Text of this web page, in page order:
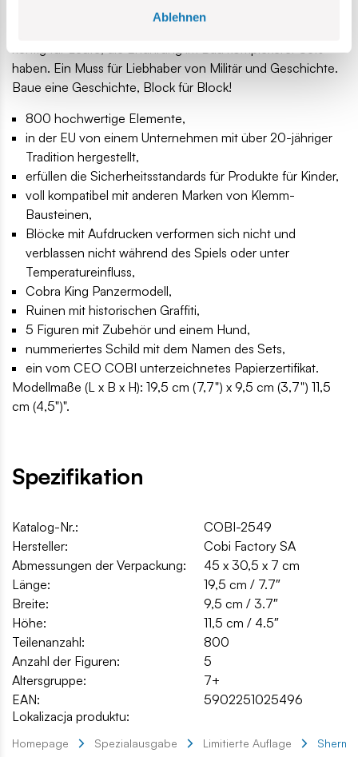
Ablehnen
Unterschrift des Präsidenten der COBI-Gesellschaft.
richtig für Leute, die Erfahrung im Bau komplexerer Sets
haben. Ein Muss für Liebhaber von Militär und Geschichte.
Baue eine Geschichte, Block für Block!
800 hochwertige Elemente,
in der EU von einem Unternehmen mit über 20-jähriger
Tradition hergestellt,
erfüllen die Sicherheitsstandards für Produkte für Kinder,
voll kompatibel mit anderen Marken von Klemm-
Bausteinen,
Blöcke mit Aufdrucken verformen sich nicht und
verblassen nicht während des Spiels oder unter
Temperatureinfluss,
Cobra King Panzermodell,
Ruinen mit historischen Graffiti,
5 Figuren mit Zubehör und einem Hund,
nummeriertes Schild mit dem Namen des Sets,
ein vom CEO COBI unterzeichnetes Papierzertifikat.
Modellmaße (L x B x H): 19,5 cm (7,7") x 9,5 cm (3,7") 11,5
cm (4,5")".
Spezifikation
Katalog-Nr.:
COBI-2549
Hersteller:
Cobi Factory SA
Abmessungen der Verpackung:
45 x 30,5 x 7 cm
Länge:
19,5 cm / 7.7″
Breite:
9,5 cm / 3.7″
Höhe:
11,5 cm / 4.5″
Teilenanzahl:
800
Anzahl der Figuren:
5
Altersgruppe:
7+
EAN:
5902251025496
Lokalizacja produktu:
Homepage Spezialausgabe Limitierte Auflage